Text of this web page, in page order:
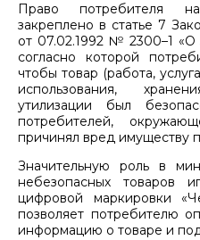
Право потребителя
закреплено в статье 7
от 07.02.1992 № 2300–1 «О
согласно которой
чтобы товар (работа,
использования,
утилизации был
потребителей,
причинял вред имуществу
Значительную роль в
небезопасных товаров
цифровой маркировки
позволяет потребителю
информацию о товаре и